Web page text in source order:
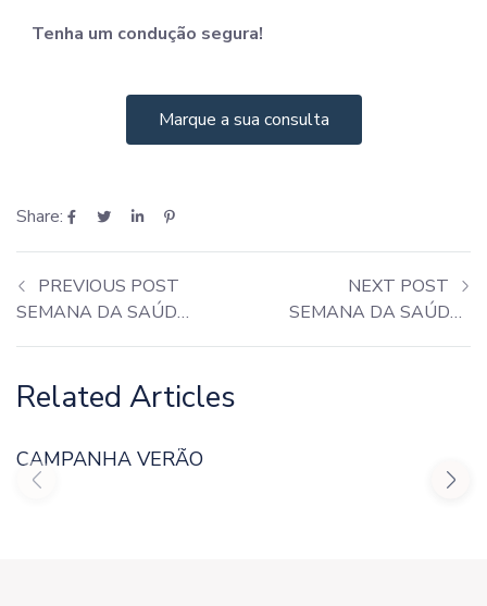
Tenha um condução segura!
Marque a sua consulta
Share:
PREVIOUS POST
SEMANA DA SAÚDE (9 A 13 MARÇO)
NEXT POST
SEMANA DA SAÚDE (23 A 27 MARÇO)
Related Articles
CAMPANHA VERÃO